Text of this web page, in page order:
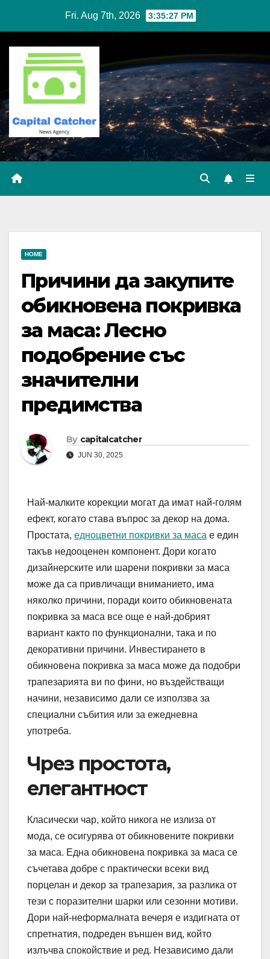
content
Fri. Aug 7th, 2026 3:35:27 PM
HOME
Причини да закупите
обикновена покривка
за маса: Лесно
подобрение със
значителни
предимства
By capitalcatcher
JUN 30, 2025
Най-малките корекции могат да имат най-голям
ефект, когато става въпрос за декор на дома.
Простата, едноцветни покривки за маса е един
такъв недооценен компонент. Дори когато
дизайнерските или шарени покривки за маса
може да са привличащи вниманието, има
няколко причини, поради които обикновената
покривка за маса все още е най-добрият
вариант както по функционални, така и по
декоративни причини. Инвестирането в
обикновена покривка за маса може да подобри
трапезарията ви по фини, но въздействащи
начини, независимо дали се използва за
специални събития или за ежедневна
употреба.
Чрез простота,
елегантност
Класически чар, който никога не излиза от
мода, се осигурява от обикновените покривки
за маса. Една обикновена покривка за маса се
съчетава добре с практически всеки вид
порцелан и декор за трапезария, за разлика от
тези с поразителни шарки или сезонни мотиви.
Дори най-неформалната вечеря е издигната от
спретнатия, подреден външен вид, който
излъчва спокойствие и ред. Независимо дали